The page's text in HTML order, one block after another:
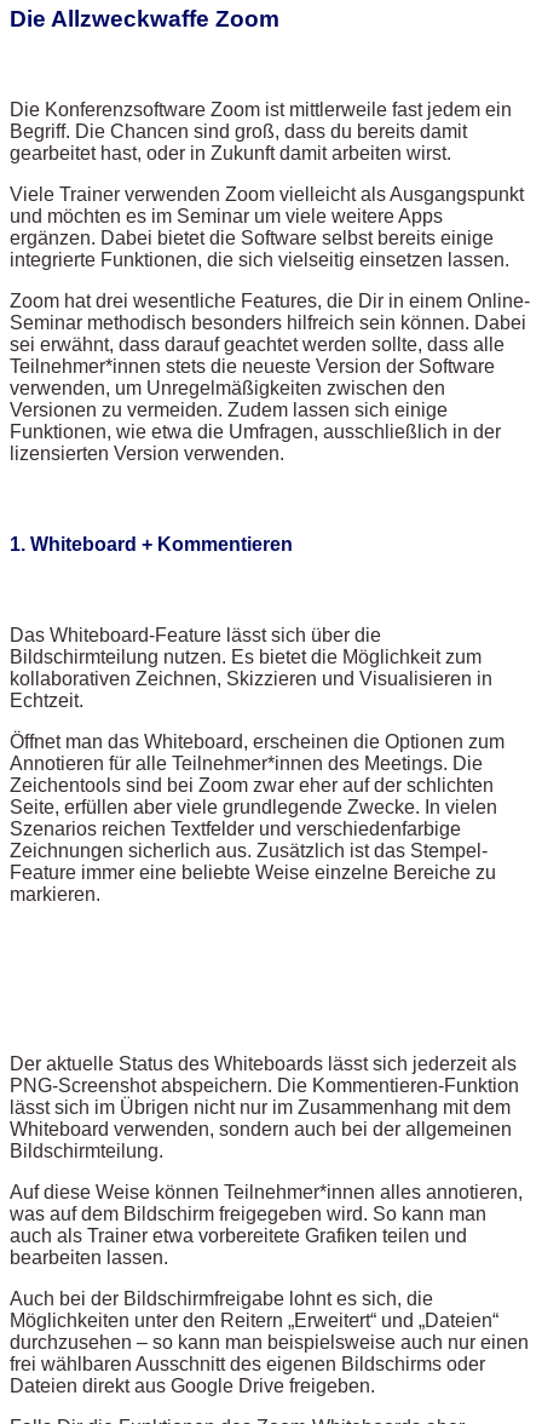
Die Allzweckwaffe Zoom
Die Konferenzsoftware Zoom ist mittlerweile fast jedem ein
Begriff. Die Chancen sind groß, dass du bereits damit
gearbeitet hast, oder in Zukunft damit arbeiten wirst.
Viele Trainer verwenden Zoom vielleicht als Ausgangspunkt
und möchten es im Seminar um viele weitere Apps
ergänzen. Dabei bietet die Software selbst bereits einige
integrierte Funktionen, die sich vielseitig einsetzen lassen.
Zoom hat drei wesentliche Features, die Dir in einem Online-
Seminar methodisch besonders hilfreich sein können. Dabei
sei erwähnt, dass darauf geachtet werden sollte, dass alle
Teilnehmer*innen stets die neueste Version der Software
verwenden, um Unregelmäßigkeiten zwischen den
Versionen zu vermeiden. Zudem lassen sich einige
Funktionen, wie etwa die Umfragen, ausschließlich in der
lizensierten Version verwenden.
1. Whiteboard + Kommentieren
Das Whiteboard-Feature lässt sich über die
Bildschirmteilung nutzen. Es bietet die Möglichkeit zum
kollaborativen Zeichnen, Skizzieren und Visualisieren in
Echtzeit.
Öffnet man das Whiteboard, erscheinen die Optionen zum
Annotieren für alle Teilnehmer*innen des Meetings. Die
Zeichentools sind bei Zoom zwar eher auf der schlichten
Seite, erfüllen aber viele grundlegende Zwecke. In vielen
Szenarios reichen Textfelder und verschiedenfarbige
Zeichnungen sicherlich aus. Zusätzlich ist das Stempel-
Feature immer eine beliebte Weise einzelne Bereiche zu
markieren.
Der aktuelle Status des Whiteboards lässt sich jederzeit als
PNG-Screenshot abspeichern. Die Kommentieren-Funktion
lässt sich im Übrigen nicht nur im Zusammenhang mit dem
Whiteboard verwenden, sondern auch bei der allgemeinen
Bildschirmteilung.
Auf diese Weise können Teilnehmer*innen alles annotieren,
was auf dem Bildschirm freigegeben wird. So kann man
auch als Trainer etwa vorbereitete Grafiken teilen und
bearbeiten lassen.
Auch bei der Bildschirmfreigabe lohnt es sich, die
Möglichkeiten unter den Reitern „Erweitert“ und „Dateien“
durchzusehen – so kann man beispielsweise auch nur einen
frei wählbaren Ausschnitt des eigenen Bildschirms oder
Dateien direkt aus Google Drive freigeben.